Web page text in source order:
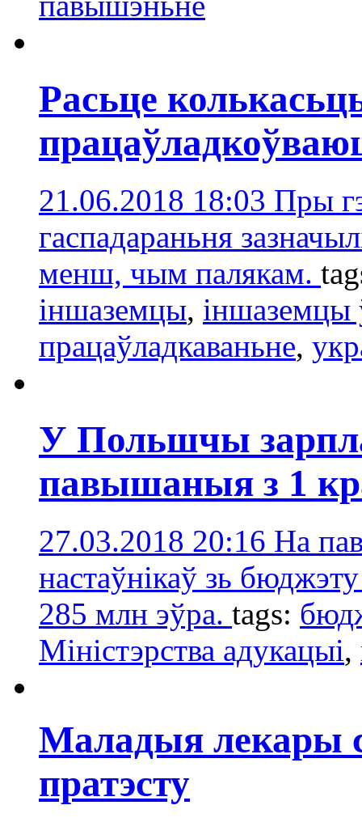
Расьце
21.06.2018 18:03 Пры
гаспадараньня
менш, чым палякам.
іншаземцы,
працаўладкаваньне,
У Польшчы
павышаныя з 1
27.03.2018 20:16 На
настаўнікаў зь
285 млн эўра. tags:
Міністэрства адукацыі,
Маладыя лекары
пратэсту